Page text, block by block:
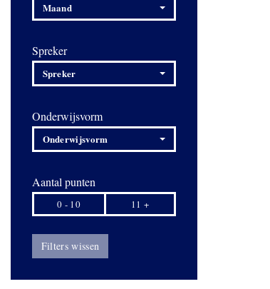
Maand
Spreker
Spreker
Onderwijsvorm
Onderwijsvorm
Aantal punten
0 - 10 11 +
Filters wissen